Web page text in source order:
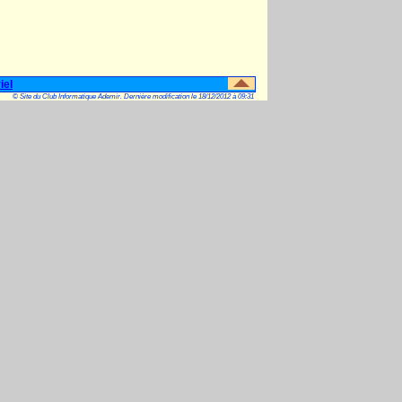
© Site du Club Informatique Ademir. Dernière modification le 18/12/2012 à 09:31